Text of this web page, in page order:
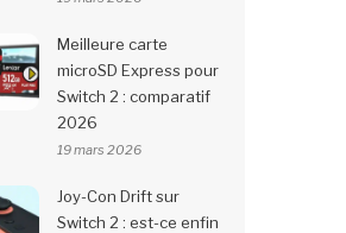
Meilleure carte
microSD Express pour
Switch 2 : comparatif
2026
19 mars 2026
Joy-Con Drift sur
Switch 2 : est-ce enfin